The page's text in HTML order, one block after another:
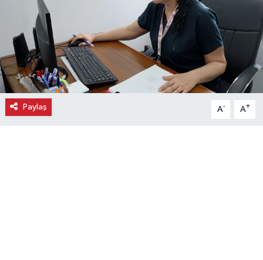
Paylaş A- A+
Gündem
Gurme
Haber
İlçe Haberleri